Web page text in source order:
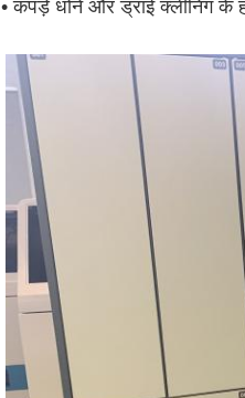
•कपड़े धोने और ड्राई क्लीनिंग के